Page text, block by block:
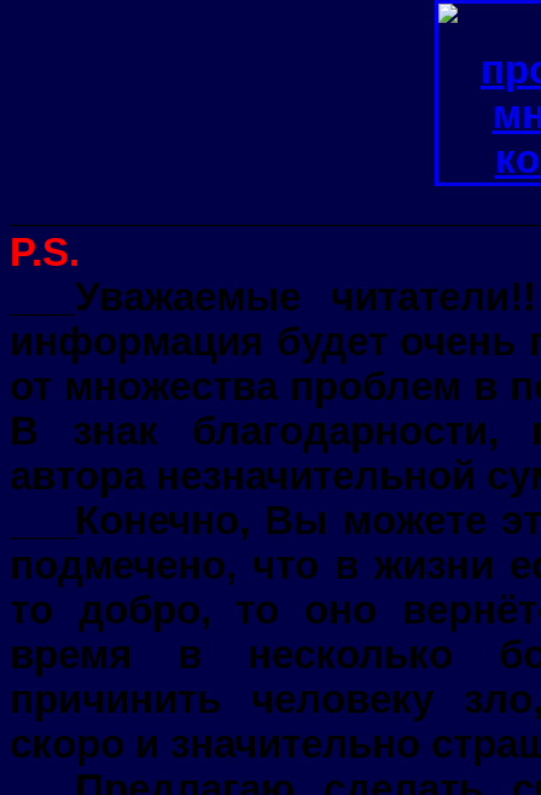
P.S.
___Уважаемые
информация будет очень
от множества проблем в
В знак благодарности,
автора незначительной
___Конечно, Вы можете
подмечено, что в жизни
то добро, то оно
время в несколько
причинить человеку
скоро и значительно